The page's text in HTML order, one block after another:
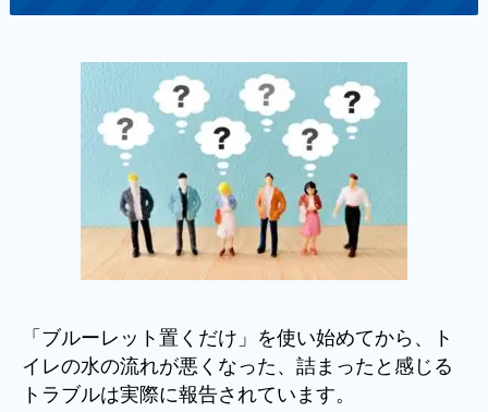
「ブルーレット置くだけ」を使い始めてから、ト
イレの水の流れが悪くなった、詰まったと感じる
トラブルは実際に報告されています。